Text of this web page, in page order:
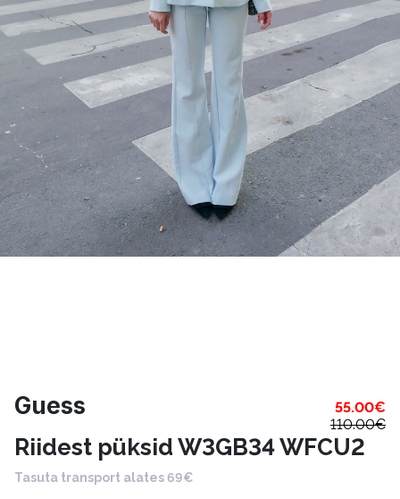
Guess 55.00€
110.00€
Riidest püksid W3GB34 WFCU2
Tasuta transport alates 69€